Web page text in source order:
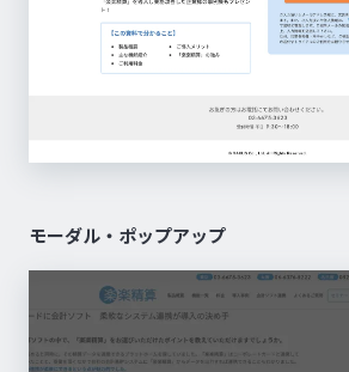
モーダル・ポップアップ